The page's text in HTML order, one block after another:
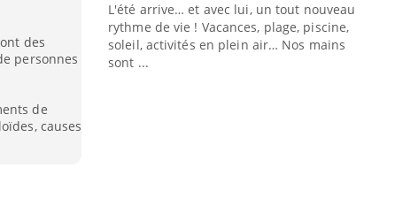
des
personnes
de
causes
les soignants.
L'été arrive… et avec lui, un tout nouveau
rythme de vie ! Vacances, plage, piscine,
soleil, activités en plein air… Nos mains
sont ...